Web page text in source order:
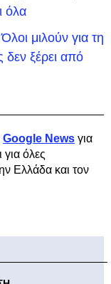
όλα
μιλούν για τη
δεν ξέρει από
Google News για
όλες
Ελλάδα και τον